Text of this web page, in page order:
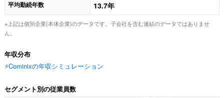
平均勤続年数 13.7年
※上記は個別企業(本体企業)のデータです。子会社を含む連結のデータではありませ
ん。
年収分布
⚡️Cominixの年収シミュレーション
セグメント別の従業員数